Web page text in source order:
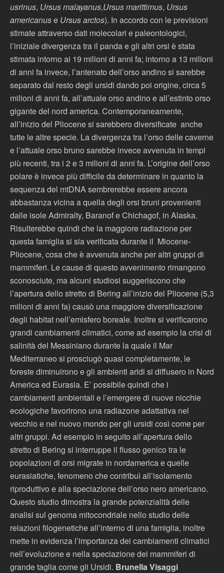
usrinus, Ursus malayanus,Ursus marittimus, Ursus
americanuse Ursus arctos). In accordo con le previsioni
stimate attraverso dati molecolari e paleontologici,
l’iniziale divergenza tra il panda e gli altri orsi è stata
stimata intorno ai 19 milioni di anni fa; intorno a 13 milioni
di anni fa invece, l’antenato dell’orso andino si sarebbe
separato dal resto degli ursidi dando poi origine, circa 5
milioni di anni fa, all’attuale orso andino e all’estinto orso
gigante del nord america. Contemporaneamente,
all’inizio del Pliocene si sarebbero diversificate anche
tutte le altre specie. La divergenza tra l’orso delle caverne
e l’attuale orso bruno sarebbe invece avvenuta in tempi
più recenti, tra i 2 e 3 milioni di anni fa. L’origine dell’orso
polare è invece più difficile da determinare in quanto la
sequenza del mtDNA sembrerebbe essere ancora
abbastanza vicina a quella degli orsi bruni provenienti
dalle isole Admiralty, Baranof e Chichagof, in Alaska.
Risulterebbe quindi che la maggiore radiazione per
questa famiglia si sia verificata durante il Miocene-
Pliocene, cosa che è avvenuta anche per altri gruppi di
mammiferi. Le cause di questo avvenimento rimangono
sconosciute, ma alcuni studiosi suggeriscono che
l’apertura dello stretto di Bering all’inizio del Pliocene (5,3
milioni di anni fa) causò una maggiore diversificazione
degli habitat nell’emisfero boreale. Inoltre si verificarono
grandi cambiamenti climatici, come ad esempio la crisi di
salinità del Messiniano durante la quale il Mar
Mediterraneo si prosciugò quasi completamente, le
foreste diminuirono e gli ambienti aridi si diffusero in Nord
America ed Eurasia. E’ possibile quindi che i
cambiamenti ambientali e l’emergere di nuove nicchie
ecologiche favorirono una radiazone adattativa nel
vecchio e nel nuovo mondo per gli ursidi così come per
altri gruppi. Ad esempio in seguito all’apertura dello
stretto di Bering si interruppe il flusso genico tra le
popolazioni di orsi migrate in nordamerica e quelle
eurasiatiche, fenomeno che contribuì all’isolamento
riproduttivo e alla speciazione dell’orso nero americano.
Questo studio dimostra la grande potenzialità delle
analisi sul genoma mitocondriale nello studio delle
relazioni filogenetiche all’interno di una famiglia, inoltre
mette in evidenza l’importanza dei cambiamenti climatici
nell’evoluzione e nella speciazione dei mammiferi di
grande taglia come gli Ursidi. Brunella Visaggi